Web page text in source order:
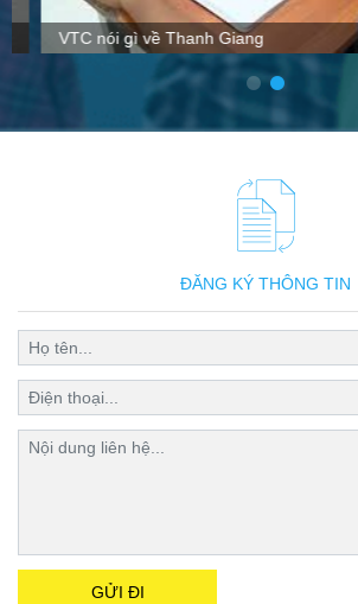
VTC nói gì về Thanh Giang
ĐĂNG KÝ THÔNG TIN